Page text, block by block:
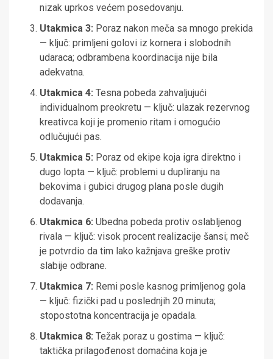
nizak uprkos većem posedovanju.
Utakmica 3: Poraz nakon meča sa mnogo prekida
— ključ: primljeni golovi iz kornera i slobodnih
udaraca; odbrambena koordinacija nije bila
adekvatna.
Utakmica 4: Tesna pobeda zahvaljujući
individualnom preokretu — ključ: ulazak rezervnog
kreativca koji je promenio ritam i omogućio
odlučujući pas.
Utakmica 5: Poraz od ekipe koja igra direktno i
dugo lopta — ključ: problemi u dupliranju na
bekovima i gubici drugog plana posle dugih
dodavanja.
Utakmica 6: Ubedna pobeda protiv oslabljenog
rivala — ključ: visok procent realizacije šansi; meč
je potvrdio da tim lako kažnjava greške protiv
slabije odbrane.
Utakmica 7: Remi posle kasnog primljenog gola
— ključ: fizički pad u poslednjih 20 minuta;
stopostotna koncentracija je opadala.
Utakmica 8: Težak poraz u gostima — ključ:
taktička prilagođenost domaćina koja je